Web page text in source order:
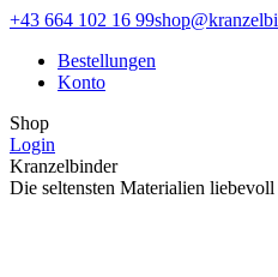
Zum
springen
Facebook
opens
window
Instagram
opens
window
+43 664 102 16 99
Bestellungen
Konto
Shop
Login
Kranzelbinder
Die seltensten Materialien